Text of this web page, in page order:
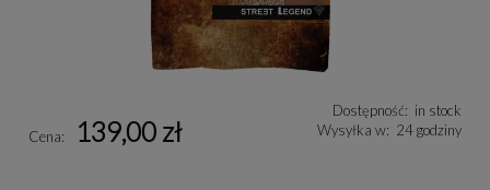
Dostępność: in stock
Wysyłka w: 24 godziny
Cena: 139,00 zł